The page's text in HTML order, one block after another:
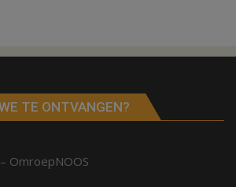
TE ONTVANGEN?
OmroepNOOS